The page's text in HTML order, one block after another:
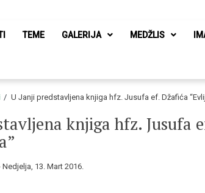
Islamske
TEME GALERIJA MEDŽLIS
U Janji predstavljena knjiga hfz. Jusufa ef. Džafića
knjiga hfz. Jusufa
13. Mart 2016.